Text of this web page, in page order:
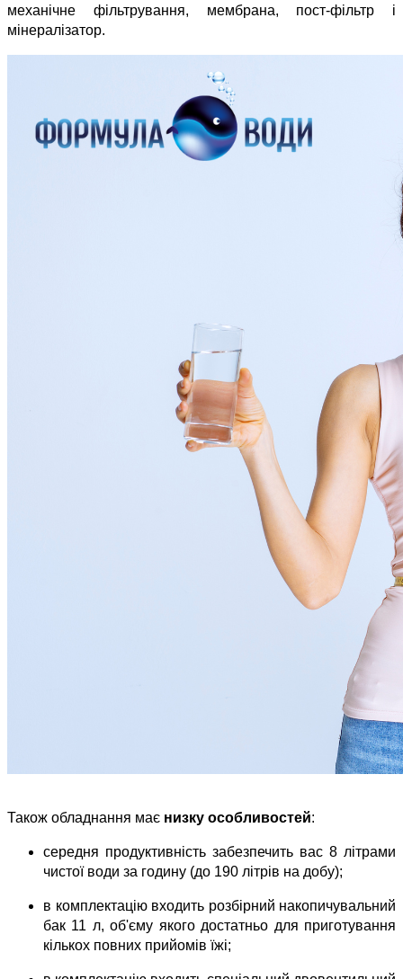
механічне фільтрування, мембрана, пост-фільтр і
мінералізатор.
Також обладнання має низку особливостей:
середня продуктивність забезпечить вас 8 літрами
чистої води за годину (до 190 літрів на добу);
в комплектацію входить розбірний накопичувальний
бак 11 л, об'єму якого достатньо для приготування
кількох повних прийомів їжі;